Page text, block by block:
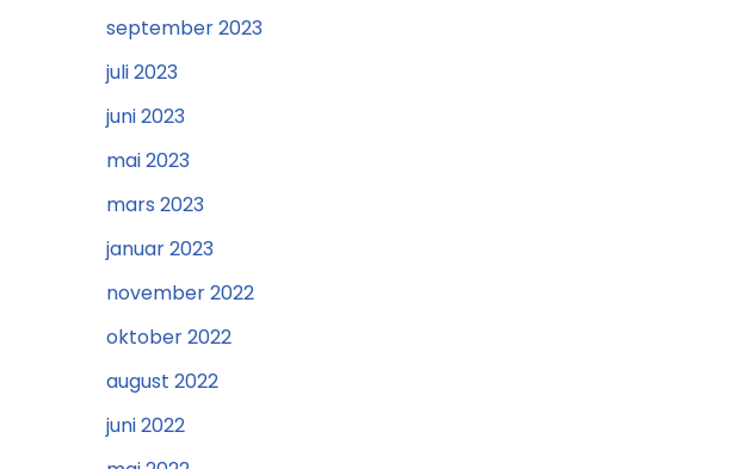
september 2023
juli 2023
juni 2023
mai 2023
mars 2023
januar 2023
november 2022
oktober 2022
august 2022
juni 2022